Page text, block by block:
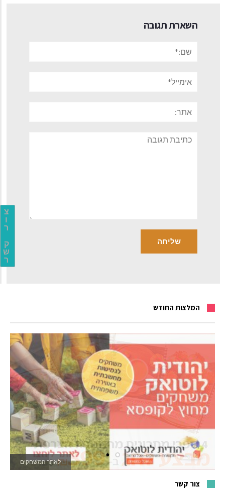
צ
ו
ר
ק
ש
ר
השארת תגובה
תגובה
המלצות החודש
לאתר המשחקים
צור קשר